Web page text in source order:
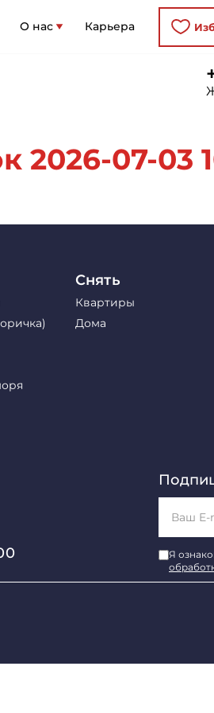
О нас Карьера
2026-07-03
Снять
Квартиры
Дома
Я